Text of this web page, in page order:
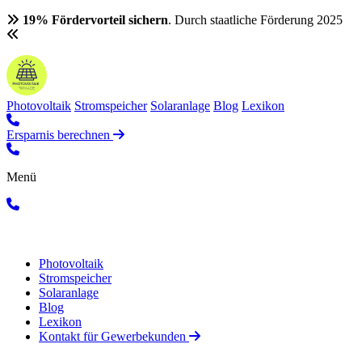
19% Fördervorteil sichern. Durch staatliche Förderung 2025
Photovoltaik Stromspeicher Solaranlage Blog Lexikon
Ersparnis berechnen
Menü
Photovoltaik
Stromspeicher
Solaranlage
Blog
Lexikon
Kontakt für Gewerbekunden